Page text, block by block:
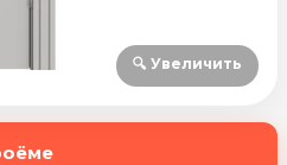
🔍 Увеличить